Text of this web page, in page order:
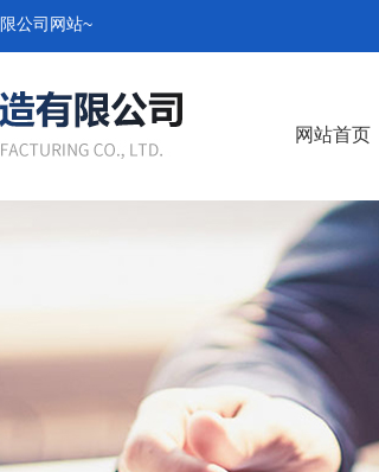
公司网站~
网站首页